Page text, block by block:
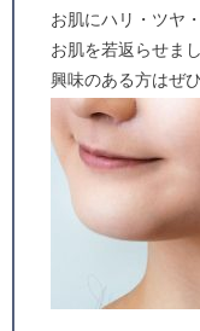
お肌にハリ・ツヤ
お肌を若返らせま
興味のある方はぜ